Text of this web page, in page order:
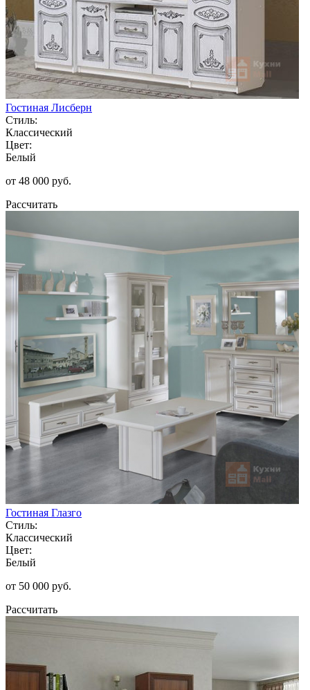
Гостиная Лисберн
Стиль:
Классический
Цвет:
Белый
от 48 000 руб.
Рассчитать
Гостиная Глазго
Стиль:
Классический
Цвет:
Белый
от 50 000 руб.
Рассчитать